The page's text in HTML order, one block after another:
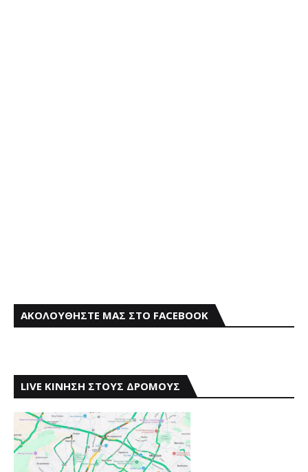
ΑΚΟΛΟΥΘΗΣΤΕ ΜΑΣ ΣΤΟ FACEBOOK
LIVE ΚΙΝΗΣΗ ΣΤΟΥΣ ΔΡΟΜΟΥΣ